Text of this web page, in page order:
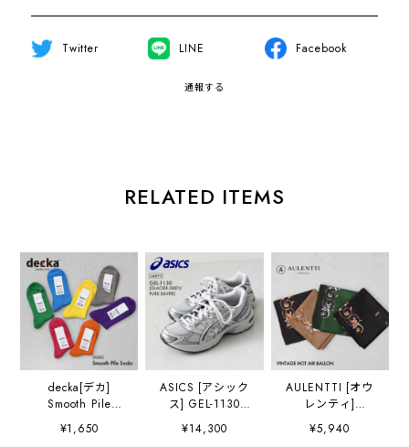
Twitter LINE Facebook
通報する
RELATED ITEMS
decka[デカ]
Smooth Pile
Socks [de-34] ス
ムースパイルソッ
¥1,650
ASICS [アシック
ス] GEL-1130
GLACIER.GREY/P
URE.SILVER
¥14,300
AULENTTI [オウ
レンティ]
VINTAGE HOT
AIR BALLON(気
¥5,940